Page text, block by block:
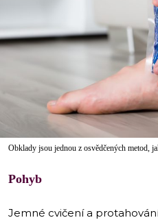
Obklady jsou jednou z osvědčených metod,
Pohyb
Jemné cvičení a